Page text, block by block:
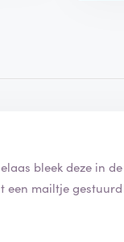
bleek deze in
mailtje